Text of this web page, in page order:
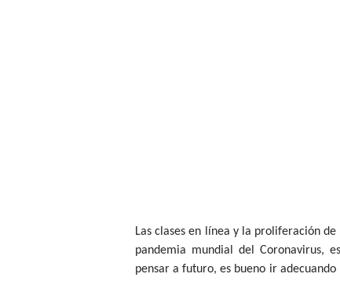
Las clases en línea y la proliferación
pandemia mundial del Coronavirus,
pensar a futuro, es bueno ir